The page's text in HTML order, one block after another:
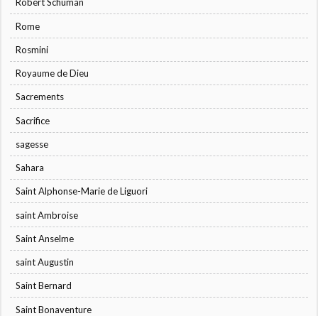
Robert Schuman
Rome
Rosmini
Royaume de Dieu
Sacrements
Sacrifice
sagesse
Sahara
Saint Alphonse-Marie de Liguori
saint Ambroise
Saint Anselme
saint Augustin
Saint Bernard
Saint Bonaventure